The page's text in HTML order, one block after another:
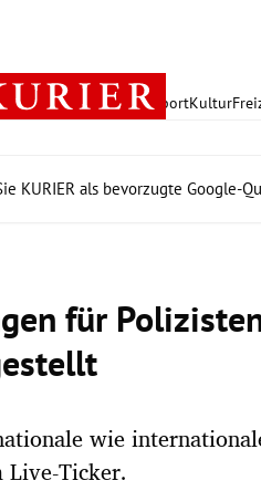
PolitikWirtschaft SportKultur
KURIER als bevorzugte Google-
für
wie
Live-Ticker.